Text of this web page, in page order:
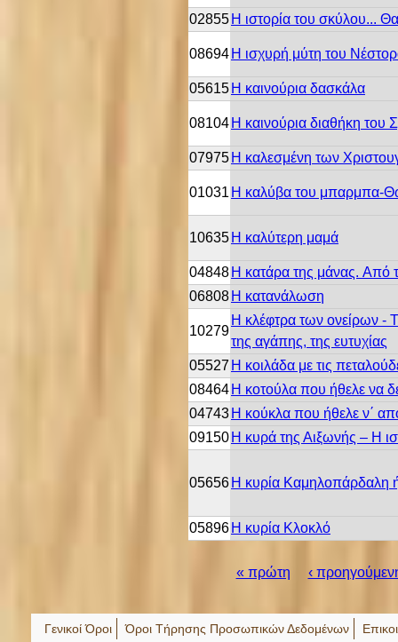
02855 Η ιστορία του σκύλου... Θα
08694 Η ισχυρή μύτη του
05615 Η καινούρια δασκάλα
08104 Η καινούρια διαθήκη του
07975 Η καλεσμένη των
01031 Η καλύβα του μπαρμπα-
10635 Η καλύτερη μαμά
04848 Η κατάρα της μάνας. Aπό
06808 Η κατανάλωση
10279
Η κλέφτρα των ονείρων -
της αγάπης, της ευτυχίας
05527 Η κοιλάδα με τις
08464 Η κοτούλα που ήθελε να
04743 Η κούκλα που ήθελε ν΄
09150 Η κυρά της Αιξωνής – Η
05656 Η κυρία Kαμηλοπάρδαλη
05896 Η κυρία Κλοκλό
« πρώτη ‹
Γενικοί Όροι Όροι Τήρησης Προσωπικών Δεδομένων